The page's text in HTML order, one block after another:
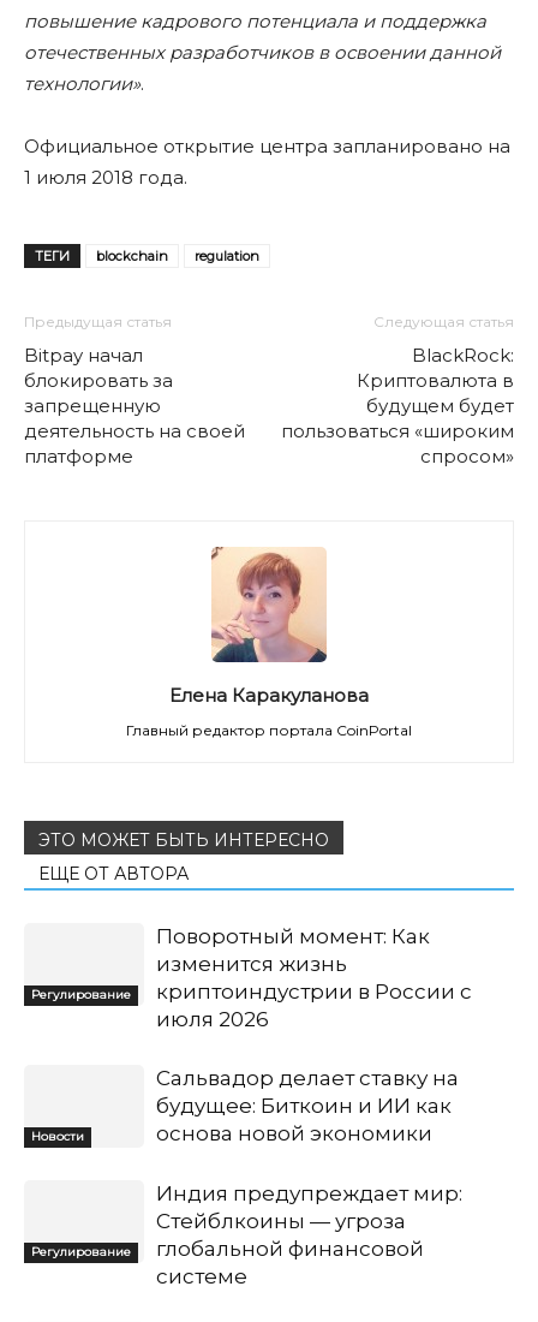
повышение кадрового потенциала и поддержка
отечественных разработчиков в освоении данной
технологии».
Официальное открытие центра запланировано на
1 июля 2018 года.
ТЕГИ blockchain regulation
Предыдущая статья
Bitpay начал
блокировать за
запрещенную
деятельность на своей
платформе
Следующая статья
BlackRock:
Криптовалюта в
будущем будет
пользоваться «широким
спросом»
Елена Каракуланова
Главный редактор портала CoinPortal
ЭТО МОЖЕТ БЫТЬ ИНТЕРЕСНО
ЕЩЕ ОТ АВТОРА
Регулирование
Поворотный момент: Как
изменится жизнь
криптоиндустрии в России с
июля 2026
Новости
Сальвадор делает ставку на
будущее: Биткоин и ИИ как
основа новой экономики
Регулирование
Индия предупреждает мир:
Стейблкоины — угроза
глобальной финансовой
системе